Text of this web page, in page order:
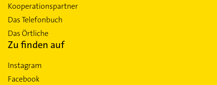
Kooperationspartner
Das Telefonbuch
Das Örtliche
Zu finden auf
Instagram
Facebook